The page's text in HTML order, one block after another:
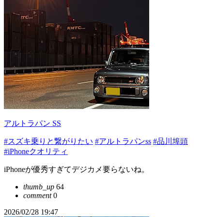
アルトラパン SS
#スズキ乗りと繋がりたい #アルトラパンss #品川埠頭
#iPhoneクオリティ
iPhoneが優秀すぎてデジカメ要らないね。
thumb_up 64
comment0
2026/02/28 19:47